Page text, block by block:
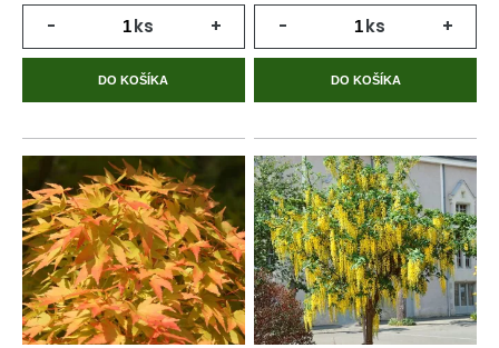
- ks +
DO KOŠÍKA
- ks +
DO KOŠÍKA